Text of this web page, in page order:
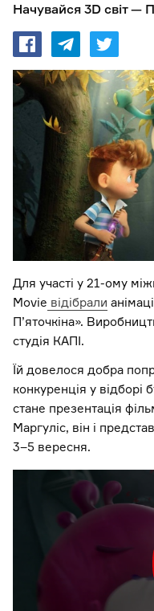
Начувайся 3D світ —
Для участі у 21-ому
Movie відібрали
П’яточкіна».
студія КАПІ.
Їй довелося добра
конкуренція у відборі
стане презентація
Маргуліс, він і
3–5 вересня.